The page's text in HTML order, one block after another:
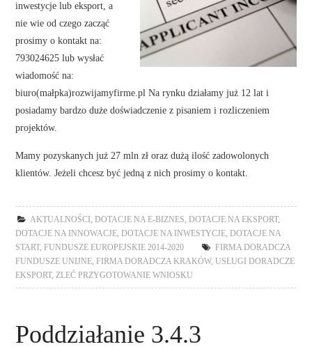
inwestycje lub eksport, a
nie wie od czego zacząć
prosimy o kontakt na:
793024625 lub wysłać
wiadomość na:
biuro(małpka)rozwijamyfirme.pl Na rynku działamy już 12 lat i
posiadamy bardzo duże doświadczenie z pisaniem i rozliczeniem
projektów.
Mamy pozyskanych już 27 mln zł oraz dużą ilość zadowolonych
klientów. Jeżeli chcesz być jedną z nich prosimy o kontakt.
AKTUALNOŚCI ,DOTACJE NA E-BIZNES ,DOTACJE NA EKSPORT,
DOTACJE NA INNOWACJE ,DOTACJE NA INWESTYCJE ,DOTACJE NA
START,FUNDUSZE EUROPEJSKIE 2014-2020
FIRMA DORADCZA
FUNDUSZE UNIJNE ,FIRMA DORADCZA KRAKÓW,USŁUGI DORADCZE
EKSPORT, ZLEĆ PRZYGOTOWANIE WNIOSKU
Poddziałanie 3.4.3